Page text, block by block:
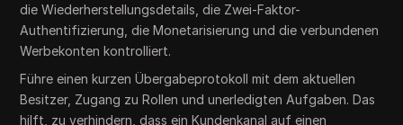
die Wiederherstellungsdetails, die Zwei-Faktor-
Authentifizierung, die Monetarisierung und die verbundenen
Werbekonten kontrolliert.
Führe einen kurzen Übergabeprotokoll mit dem aktuellen
Besitzer, Zugang zu Rollen und unerledigten Aufgaben. Das
hilft, zu verhindern, dass ein Kundenkanal auf einen